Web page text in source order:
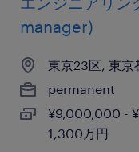
manager)
東京23区, 東京
permanent
¥9,000,000 -
1,300万円